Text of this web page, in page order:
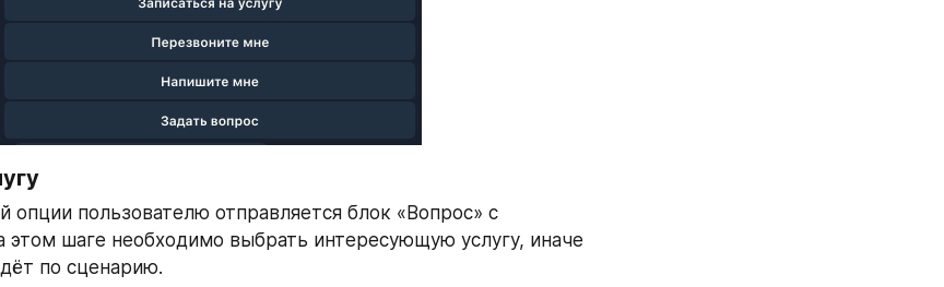
опции пользователю отправляется блок «Вопрос» с
этом шаге необходимо выбрать интересующую услугу, иначе
по сценарию.